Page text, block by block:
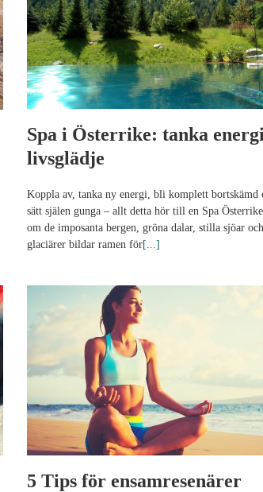
Spa i Österrike: tanka
livsglädje
Koppla av, tanka ny energi, bli komplett bortskämd
sätt själen gunga – allt detta hör till en Spa
om de imposanta bergen, gröna dalar, stilla sjöar
glaciärer bildar ramen för[...]
5 Tips för ensamresenärer